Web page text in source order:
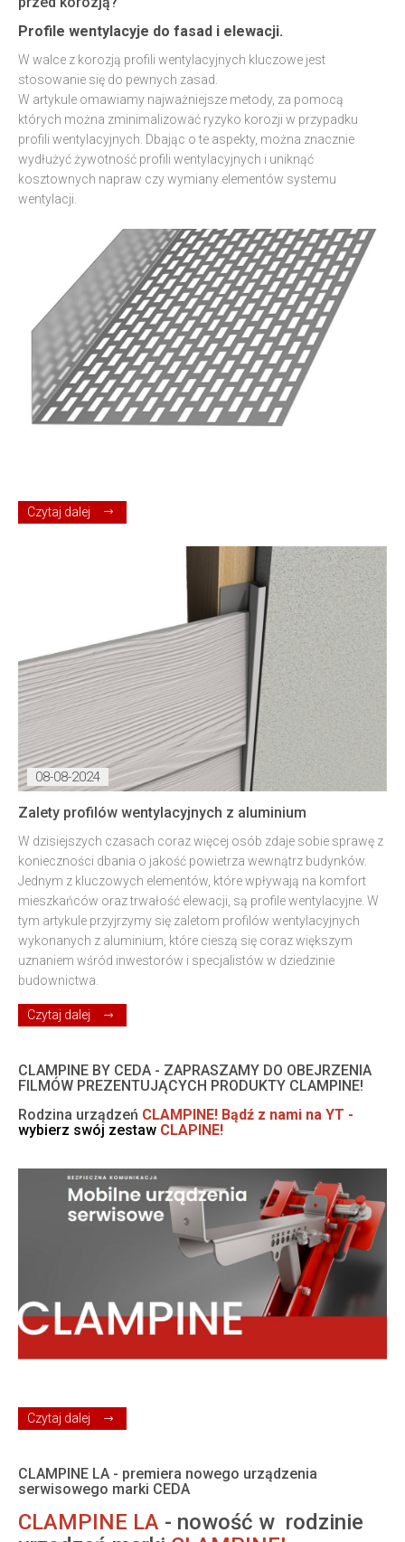
Profile wentylacyje do fasad i elewacji.
W walce z korozją profili wentylacyjnych kluczowe jest
stosowanie się do pewnych zasad.
W artykule omawiamy najważniejsze metody, za pomocą
których można zminimalizować ryzyko korozji w przypadku
profili wentylacyjnych. Dbając o te aspekty, można znacznie
wydłużyć żywotność profili wentylacyjnych i uniknąć
kosztownych napraw czy wymiany elementów systemu
wentylacji.
Czytaj dalej
08-08-2024
Zalety profilów wentylacyjnych z aluminium
W dzisiejszych czasach coraz więcej osób zdaje sobie sprawę z
konieczności dbania o jakość powietrza wewnątrz budynków.
Jednym z kluczowych elementów, które wpływają na komfort
mieszkańców oraz trwałość elewacji, są profile wentylacyjne. W
tym artykule przyjrzymy się zaletom profilów wentylacyjnych
wykonanych z aluminium, które cieszą się coraz większym
uznaniem wśród inwestorów i specjalistów w dziedzinie
budownictwa.
Czytaj dalej
CLAMPINE BY CEDA - ZAPRASZAMY DO OBEJRZENIA
FILMÓW PREZENTUJĄCYCH PRODUKTY CLAMPINE!
Rodzina urządzeń CLAMPINE! Bądź z nami na YT -
wybierz swój zestaw CLAPINE!
Czytaj dalej
CLAMPINE LA - premiera nowego urządzenia
serwisowego marki CEDA
CLAMPINE LA - nowość w rodzinie